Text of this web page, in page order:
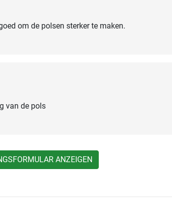
om de polsen sterker te maken.
van de pols
ANZEIGEN